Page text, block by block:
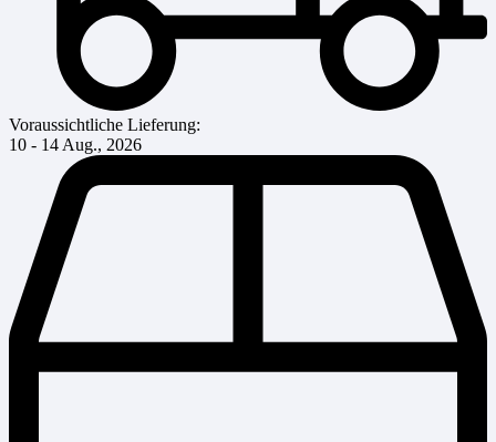
Voraussichtliche Lieferung:
10 - 14 Aug., 2026